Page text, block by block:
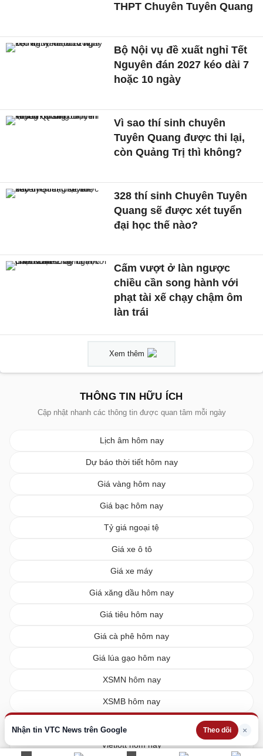
Nhận tin VTC News trên Google Theo dõi ×
THPT Chuyên Tuyên Quang
Bộ Nội vụ đề xuất nghỉ Tết
Nguyên đán 2027 kéo dài 7
hoặc 10 ngày
Vì sao thí sinh chuyên
Tuyên Quang được thi lại,
còn Quảng Trị thì không?
328 thí sinh Chuyên Tuyên
Quang sẽ được xét tuyển
đại học thế nào?
Cấm vượt ở làn ngược
chiều cần song hành với
phạt tài xế chạy chậm ôm
làn trái
Xem thêm
THÔNG TIN HỮU ÍCH
Cập nhật nhanh các thông tin được quan tâm mỗi ngày
Lịch âm hôm nay
Dự báo thời tiết hôm nay
Giá vàng hôm nay
Giá bạc hôm nay
Tỷ giá ngoại tệ
Giá xe ô tô
Giá xe máy
Giá xăng dầu hôm nay
Giá tiêu hôm nay
Giá cà phê hôm nay
Giá lúa gạo hôm nay
XSMN hôm nay
XSMB hôm nay
Vietlott hôm nay